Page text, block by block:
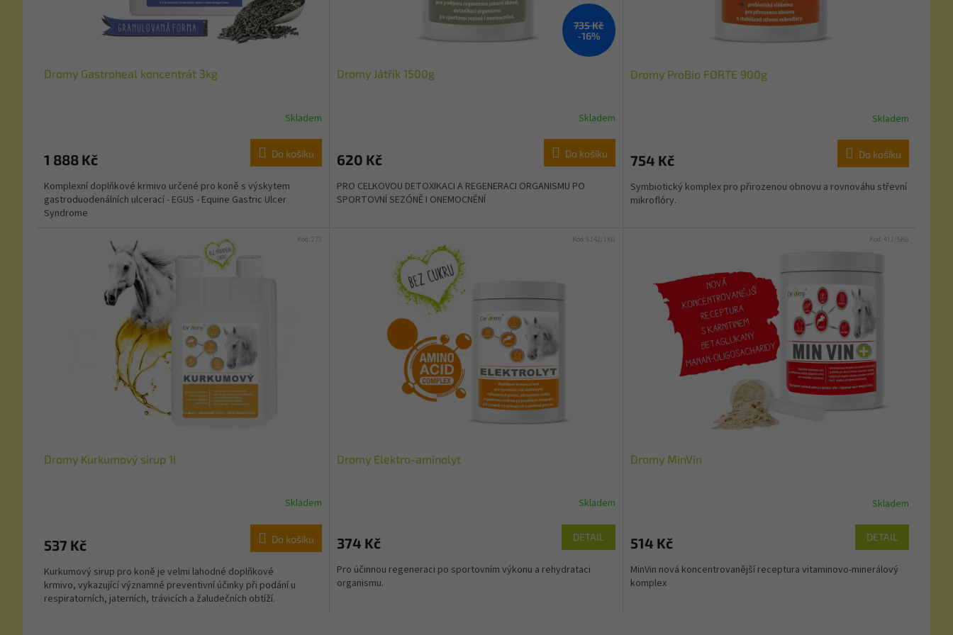
Dromy Gastroheal koncentrát 3kg
Skladem
1 888 Kč Do košíku
Komplexní doplňkové krmivo určené pro koně s výskytem
gastroduodenálních ulcerací - EGUS - Equine Gastric Ulcer
Syndrome
735 Kč
-16%
Dromy Játřík 1500g
Skladem
620 Kč Do košíku
PRO CELKOVOU DETOXIKACI A REGENERACI ORGANISMU PO
SPORTOVNÍ SEZÓNĚ I ONEMOCNĚNÍ
Dromy ProBio FORTE 900g
Skladem
754 Kč Do košíku
Symbiotický komplex pro přirozenou obnovu a rovnováhu střevní
mikroflóry.
Dromy Kurkumový sirup 1l
Skladem
537 Kč Do košíku
Kurkumový sirup pro koně je velmi lahodné doplňkové
krmivo, vykazující významné preventivní účinky při podání u
respiratorních, jaterních, trávicích a žaludečních obtíží.
Kód:273
Dromy Elektro-aminolyt
Skladem
374 Kč DETAIL
Pro účinnou regeneraci po sportovním výkonu a rehydrataci
organismu.
Kód: 6142/1KG
Dromy MinVin
Skladem
514 Kč DETAIL
MinVin nová koncentrovanější receptura vitaminovo-minerálový
komplex
Kód: 411/5KG